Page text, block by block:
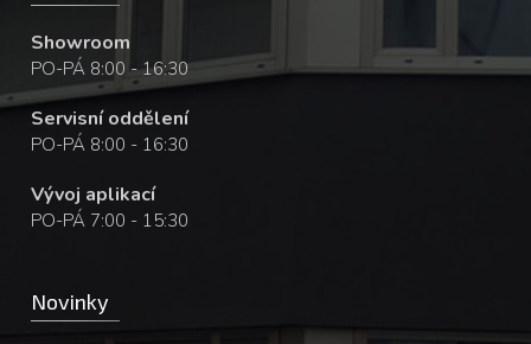
Showroom
PO-PÁ 8:00 - 16:30
Servisní oddělení
PO-PÁ 8:00 - 16:30
Vývoj aplikací
PO-PÁ 7:00 - 15:30
Novinky